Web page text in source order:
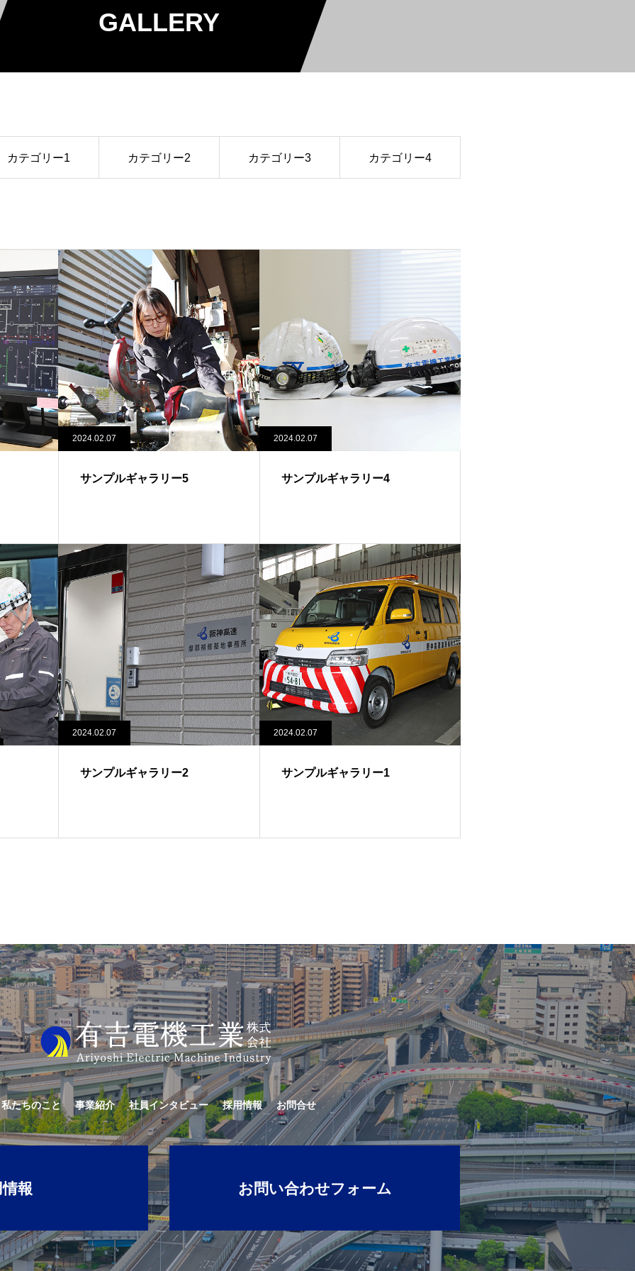
GALLERY
カテゴリー1 カテゴリー2 カテゴリー3 カテゴリー4
2024.02.07
サンプルギャラリー5
2024.02.07
サンプルギャラリー4
2024.02.07
サンプルギャラリー2
2024.02.07
サンプルギャラリー1
私たちのこと 事業紹介 社員インタビュー 採用情報 お問合せ
報 お問い合わせフォーム